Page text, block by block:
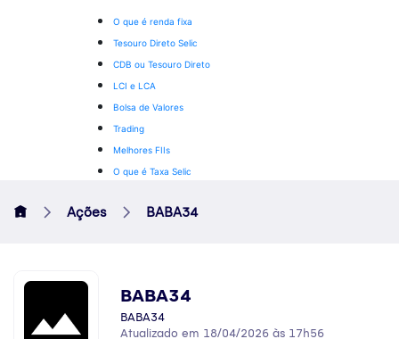
O que é renda fixa
Tesouro Direto Selic
CDB ou Tesouro Direto
LCI e LCA
Bolsa de Valores
Trading
Melhores FIIs
O que é Taxa Selic
Ações BABA34
BABA34
BABA34
Atualizado em 18/04/2026 às 17h56